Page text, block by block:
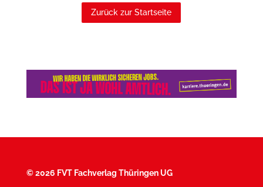
Zurück zur Startseite
©2026 FVT Fachverlag Thüringen UG